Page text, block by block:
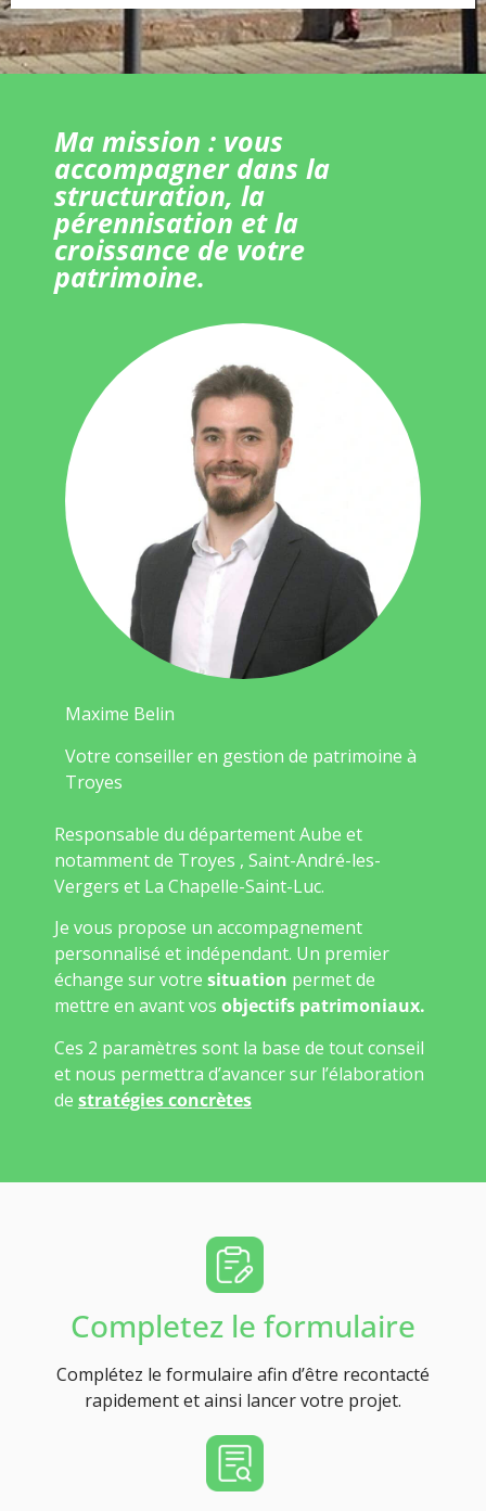
Ma mission : vous
accompagner dans la
structuration, la
pérennisation et la
croissance de votre
patrimoine.
Maxime Belin
Votre conseiller en gestion de patrimoine à
Troyes
Responsable du département Aube et
notamment de Troyes , Saint-André-les-
Vergers et La Chapelle-Saint-Luc.
Je vous propose un accompagnement
personnalisé et indépendant. Un premier
échange sur votre situation permet de
mettre en avant vos objectifs patrimoniaux.
Ces 2 paramètres sont la base de tout conseil
et nous permettra d’avancer sur l’élaboration
de stratégies concrètes
Completez le formulaire
Complétez le formulaire afin d’être recontacté
rapidement et ainsi lancer votre projet.